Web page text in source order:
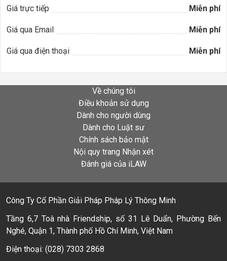
Giá trực tiếp Miễn phí
Giá qua Email Miễn phí
Giá qua điện thoại Miễn phí
Về chúng tôi
Điều khoản sử dụng
Dành cho người dùng
Dành cho Luật sư
Chính sách bảo mật
Nội quy trang Nhận xét
Đánh giá của iLAW
Công Ty Cổ Phần Giải Pháp Pháp Lý Thông Minh
Tầng 6,7 Toà nhà Friendship, số 31 Lê Duẩn, Phường Bến
Nghé, Quận 1, Thành phố Hồ Chí Minh, Việt Nam
Điện thoại: (028) 7303 2868